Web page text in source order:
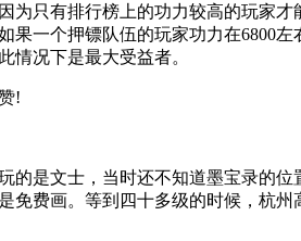
只有排行榜上的功力较高的玩家
一个押镖队伍的玩家功力在6800
情况下是最大受益者。
!
是文士，当时还不知道墨宝录的
费画。等到四十多级的时候，杭